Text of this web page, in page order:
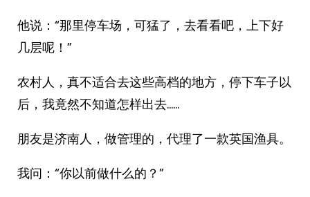
他说：“那里停车场，可猛了，去看看吧，上下好
几层呢！”
农村人，真不适合去这些高档的地方，停下车子以
后，我竟然不知道怎样出去……
朋友是济南人，做管理的，代理了一款英国渔具。
我问：“你以前做什么的？”